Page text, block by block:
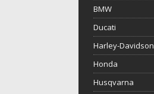
BMW
Ducati
Harley-Davidson
Honda
Husqvarna